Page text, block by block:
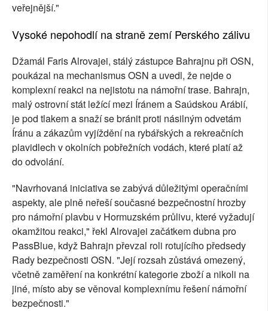
veřejnější."
Vysoké nepohodlí na straně zemí Perského zálivu
Džamál Faris Alrovajei, stálý zástupce Bahrajnu při OSN,
poukázal na mechanismus OSN a uvedl, že nejde o
komplexní reakci na nejistotu na námořní trase. Bahrajn,
malý ostrovní stát ležící mezi Íránem a Saúdskou Arábií,
je pod tlakem a snaží se bránit proti násilným odvetám
Íránu a zákazům vyjíždění na rybářských a rekreačních
plavidlech v okolních pobřežních vodách, které platí až
do odvolání.
"Navrhovaná iniciativa se zabývá důležitými operačními
aspekty, ale plně neřeší současné bezpečnostní hrozby
pro námořní plavbu v Hormuzském průlivu, které vyžadují
okamžitou reakci," řekl Alrovajei začátkem dubna pro
PassBlue, když Bahrajn převzal roli rotujícího předsedy
Rady bezpečnosti OSN. "Její rozsah zůstává omezený,
včetně zaměření na konkrétní kategorie zboží a nikoli na
jiné, místo aby se věnoval komplexnímu řešení námořní
bezpečnosti."